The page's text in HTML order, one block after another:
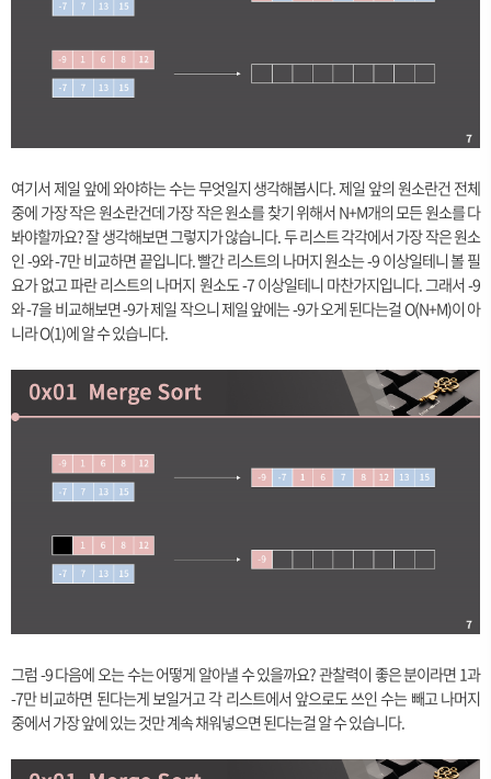
여기서 제일 앞에 와야하는 수는 무엇일지 생각해봅시다. 제일 앞의 원소란건 전체
중에 가장 작은 원소란건데 가장 작은 원소를 찾기 위해서 N+M개의 모든 원소를 다
봐야할까요? 잘 생각해보면 그렇지가 않습니다. 두 리스트 각각에서 가장 작은 원소
인 -9와 -7만 비교하면 끝입니다. 빨간 리스트의 나머지 원소는 -9 이상일테니 볼 필
요가 없고 파란 리스트의 나머지 원소도 -7 이상일테니 마찬가지입니다. 그래서 -9
와 -7을 비교해보면 -9가 제일 작으니 제일 앞에는 -9가 오게 된다는걸 O(N+M)이 아
니라 O(1)에 알 수 있습니다.
그럼 -9 다음에 오는 수는 어떻게 알아낼 수 있을까요? 관찰력이 좋은 분이라면 1과
-7만 비교하면 된다는게 보일거고 각 리스트에서 앞으로도 쓰인 수는 빼고 나머지
중에서 가장 앞에 있는 것만 계속 채워넣으면 된다는걸 알 수 있습니다.